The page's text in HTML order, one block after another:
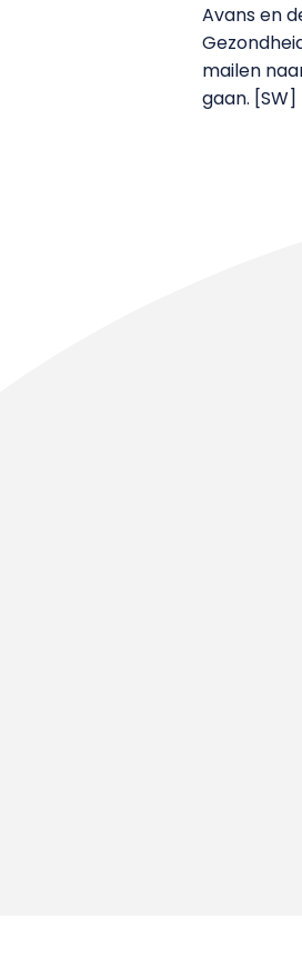
Avans en
mailen
gaan. [SW]